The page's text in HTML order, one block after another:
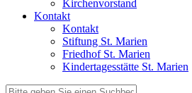
Kirchenvorstand
Kontakt
Kontakt
Stiftung St. Marien
Friedhof St. Marien
Kindertagesstätte St. Marien